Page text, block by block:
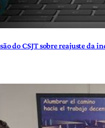
do CSJT sobre reajuste da